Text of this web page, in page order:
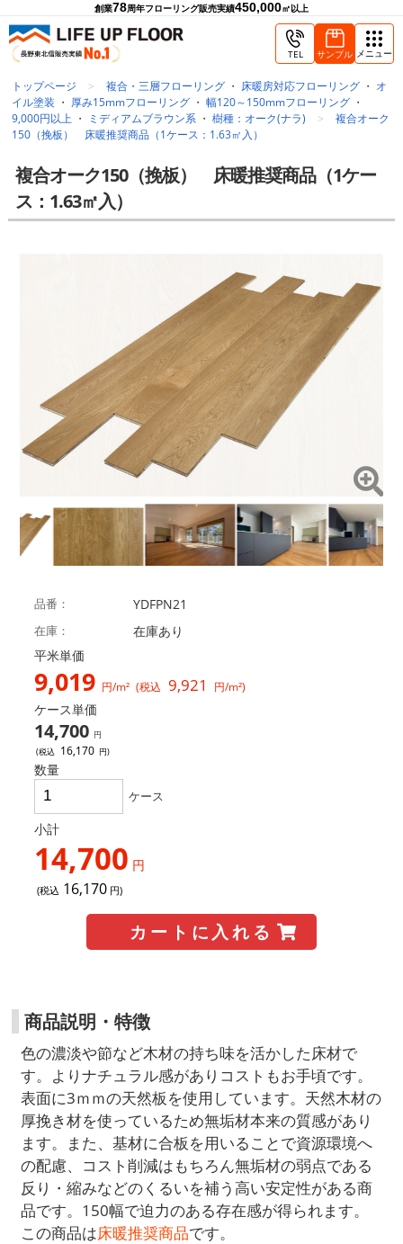
創業78周年フローリング販売実績450,000㎡以上
TEL サンプル メニュー
トップページ 複合・三層フローリング ・ 床暖房対応フローリング ・ オ
イル塗装 ・ 厚み15mmフローリング ・幅120～150mmフローリング ・
9,000円以上 ・ ミディアムブラウン系 ・樹種：オーク(ナラ)
複合オーク
150（挽板） 床暖推奨商品（1ケース：1.63㎡入）
複合オーク150（挽板） 床暖推奨商品（1ケー
ス：1.63㎡入）
品番 YDFPN21
在庫
在庫あり
平米単価
9,019 円/m² (税込 9,921 円/m²)
ケース単価
14,700 円
(税込 16,170 円)
数量
ケース
小計
14,700 円
(税込 16,170 円)
カートに入れる
商品説明・特徴
色の濃淡や節など木材の持ち味を活かした床材で
す。よりナチュラル感がありコストもお手頃です。
表面に3ｍｍの天然板を使用しています。天然木材の
厚挽き材を使っているため無垢材本来の質感があり
ます。また、基材に合板を用いることで資源環境へ
の配慮、コスト削減はもちろん無垢材の弱点である
反り・縮みなどのくるいを補う高い安定性がある商
品です。150幅で迫力のある存在感が得られます。
この商品は床暖推奨商品です。